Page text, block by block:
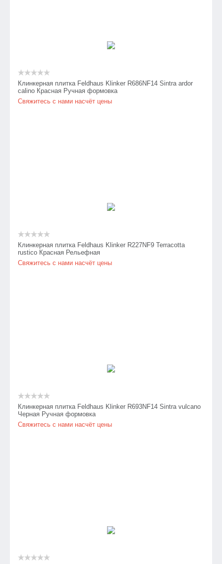
Клинкерная плитка Feldhaus Klinker R686NF14 Sintra ardor
calino Красная Ручная формовка
Свяжитесь с нами насчёт цены
Клинкерная плитка Feldhaus Klinker R227NF9 Terracotta
rustico Красная Рельефная
Свяжитесь с нами насчёт цены
Клинкерная плитка Feldhaus Klinker R693NF14 Sintra vulcano
Черная Ручная формовка
Свяжитесь с нами насчёт цены